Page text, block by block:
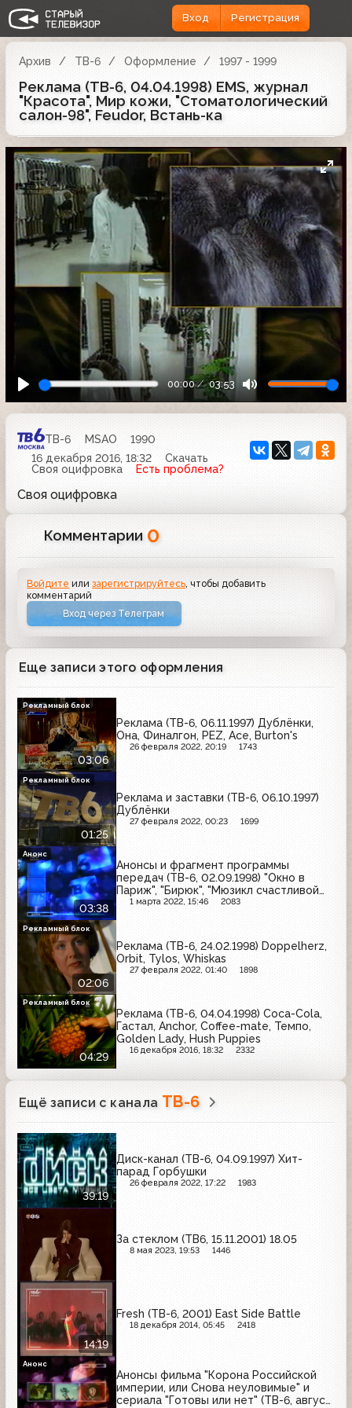
Вход Регистрация
Архив ТВ-6 Оформление 1997 - 1999
Реклама (ТВ-6, 04.04.1998) EMS, журнал
"Красота", Мир кожи, "Стоматологический
салон-98", Feudor, Встань-ка
00:00 03:53
ТВ-6 MSAO
1990
16 декабря 2016, 18:32
Скачать
Своя оцифровка
Есть проблема?
Своя оцифровка
Комментарии 0
Войдите илизарегистрируйтесь, чтобы добавить
комментарий
Вход через Телеграм
Еще записи этого оформления
03:06
Реклама (ТВ-6, 06.11.1997) Дублёнки,
Она, Финалгон, PEZ, Ace, Burton's
26 февраля 2022, 20:19 1743
Рекламный блок
01:25
Реклама и заставки (ТВ-6, 06.10.1997)
Дублёнки
27 февраля 2022, 00:23 1699
Рекламный блок
03:38
Анонсы и фрагмент программы
передач (ТВ-6, 02.09.1998) "Окно в
Париж", "Бирюк", "Мюзикл счастливой
любви", "Танкер "Дербент"", "Крылья",
1 марта 2022, 15:46 2083
Анонс
02:06
Реклама (ТВ-6, 24.02.1998) Doppelherz,
Orbit, Tylos, Whiskas
27 февраля 2022, 01:40 1898
Рекламный блок
04:29
Реклама (ТВ-6, 04.04.1998) Coca-Cola,
Гастал, Anchor, Coffee-mate, Темпо,
Golden Lady, Hush Puppies
16 декабря 2016, 18:32 2332
Рекламный блок
Ещё записи с канала ТВ-6
39:19
Диск-канал (ТВ-6, 04.09.1997) Хит-
парад Горбушки
26 февраля 2022, 17:22 1983
За стеклом (ТВ6, 15.11.2001) 18.05
8 мая 2023, 19:53 1446
14:19
Fresh (ТВ-6, 2001) East Side Battle
18 декабря 2014, 05:45 2418
Анонсы фильма "Корона Российской
империи, или Снова неуловимые" и
сериала "Готовы или нет" (ТВ-6, август
Анонс